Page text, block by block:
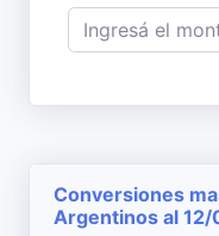
Conversiones
Argentinos al